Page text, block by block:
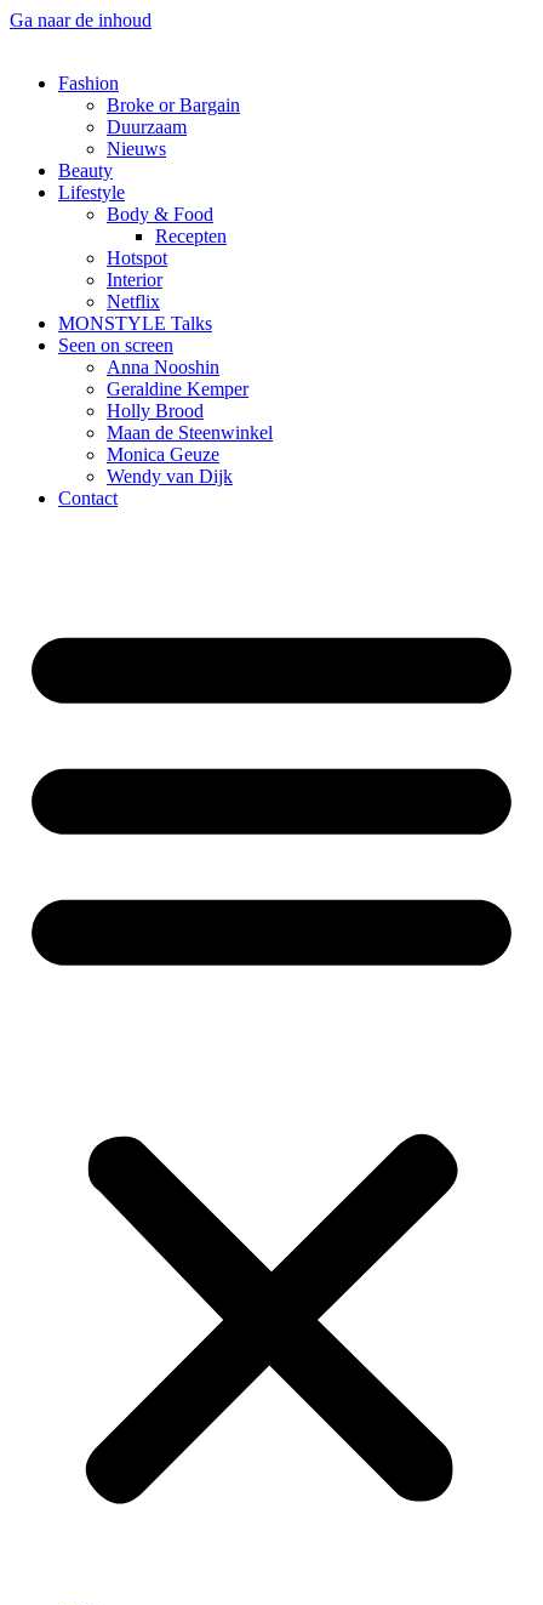
Ga naar de inhoud
Fashion
Broke or Bargain
Duurzaam
Nieuws
Beauty
Lifestyle
Body & Food
Recepten
Hotspot
Interior
Netflix
MONSTYLE Talks
Seen on screen
Anna Nooshin
Geraldine Kemper
Holly Brood
Maan de Steenwinkel
Monica Geuze
Wendy van Dijk
Contact